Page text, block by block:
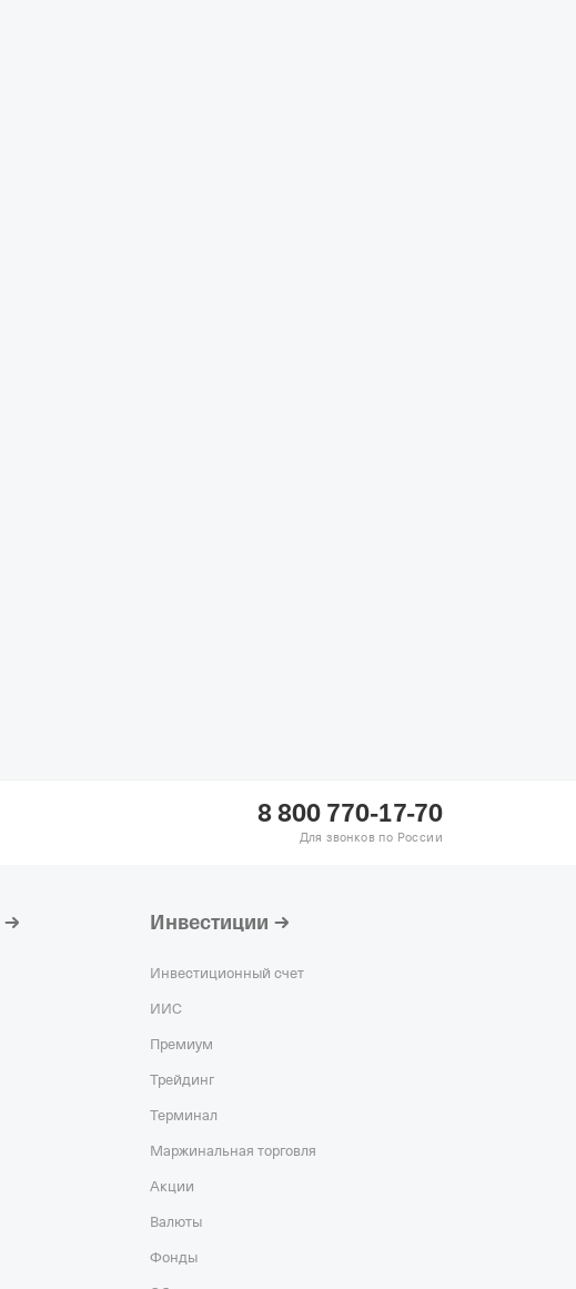
8 800 770-17-70
Для звонков по России
Инвестиции
Инвестиционный счет
ИИС
Премиум
Трейдинг
Терминал
Маржинальная торговля
Акции
Валюты
Фонды